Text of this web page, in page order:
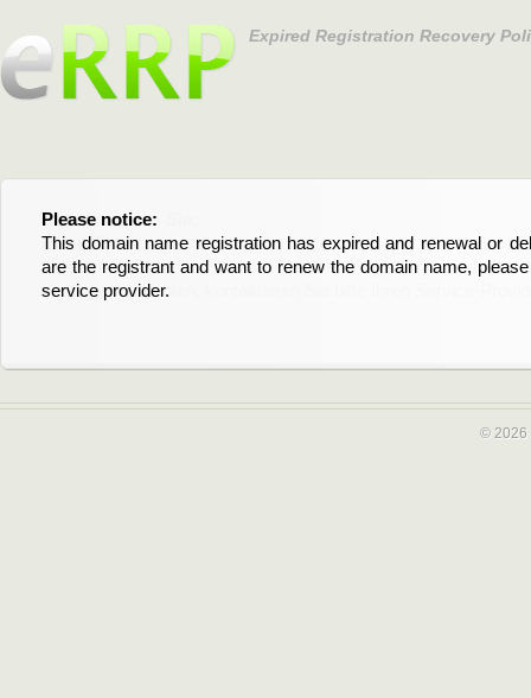
Expired Registration Recovery
Please notice:
This domain name registration has expired and renewal or
are the registrant and want to renew the domain name,
service provider.
Bitte beachten Sie:
Diese Domainregistrierung ist abgelaufen und die
Domain stehen an. Wenn Sie der Registrant sind und
verlängern möchten, kontaktieren Sie bitte Ihren Service-
© 2026